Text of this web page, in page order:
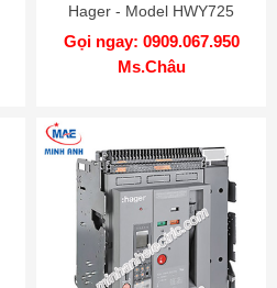
Hager - Model HWY725
Gọi ngay: 0909.067.950
Ms.Châu